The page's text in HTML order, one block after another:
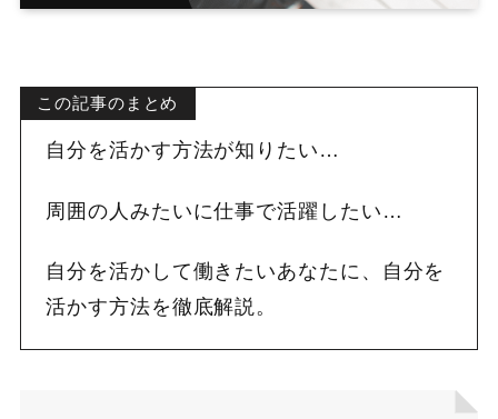
この記事のまとめ
自分を活かす方法が知りたい…
周囲の人みたいに仕事で活躍したい…
自分を活かして働きたいあなたに、自分を
活かす方法を徹底解説。